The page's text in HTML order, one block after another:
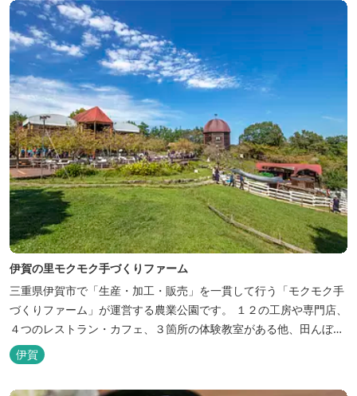
くりとゆ...
伊賀の里モクモク手づくりファーム
三重県伊賀市で「生産・加工・販売」を一貫して行う「モクモク手
づくりファーム」が運営する農業公園です。 １２の工房や専門店、
４つのレストラン・カフェ、３箇所の体験教室がある他、田んぼや
いかだ池など、「自然や農業」を身近に感じて楽しんでいただける
遊び場もあります。 園内では、ミニブタくんたちのショーを見た
り、ウインナーづくりやパンづくりなどの手づくり体験教室や、食
伊賀